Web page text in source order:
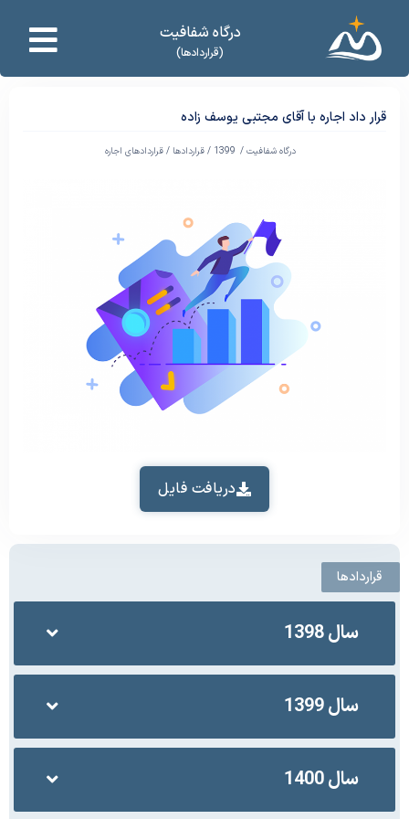
درگاه شفافیت
(قراردادها)
قراردادها
سال 1398
سال 1399
سال 1400
قرار داد اجاره با آقای مجتبی یوسف زاده
درگاه شفافیت / 1399
/قراردادها /قراردادهای اجاره
دریافت فایل